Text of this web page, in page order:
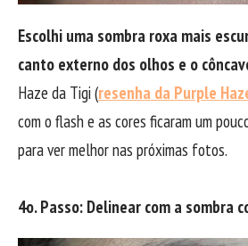
Escolhi uma sombra roxa mais
canto externo dos olhos e o
Haze da Tigi (resenha da Purple
com o flash e as cores ficaram um
para ver melhor nas próximas fotos.
4o. Passo: Delinear com a sombra